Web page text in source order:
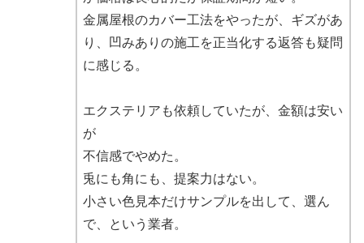
金属屋根のカバー工法をやったが、ギズがあ
り、凹みありの施工を正当化する返答も疑問
に感じる。
エクステリアも依頼していたが、金額は安い
が
不信感でやめた。
兎にも角にも、提案力はない。
小さい色見本だけサンプルを出して、選ん
で、という業者。